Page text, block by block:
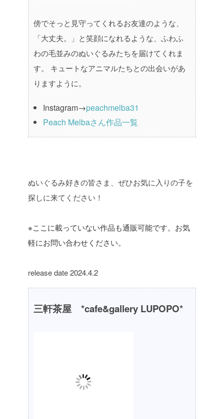
傍でそっと見守ってくれるお友達のような、
「大丈夫。」と笑顔になれるような、ふわふ
わの毛並みのぬいぐるみたちを届けてくれま
す。
キュートなアニマルたちとの出会いがあ
りますように。
Instagram→peachmelba31
Peach Melbaさん作品一覧
ぬいぐるみ好きの皆さま、ぜひお気に入りの子を
探しに来てください！
※ここに載っていない作品も通販可能です。お気
軽にお問い合わせください。
release date 2024.4.2
三軒茶屋 *cafe&gallery LUPOPO*